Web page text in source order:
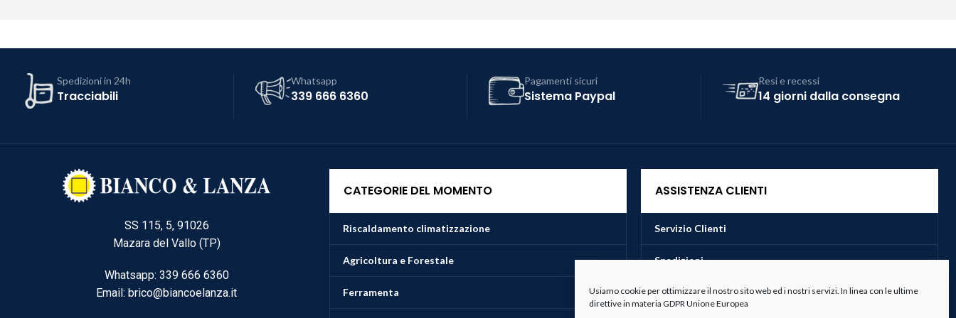
Usiamo cookie per ottimizzare il nostro sito web ed i nostri servizi. In linea con le ultime
direttive in materia GDPR Unione Europea
Spedizioni in 24h
Tracciabili
Whatsapp
339 666 6360
Pagamenti sicuri
Sistema Paypal
Resi e recessi
14 giorni dalla consegna
SS 115, 5, 91026
Mazara del Vallo (TP)
Whatsapp: 339 666 6360
Email: brico@biancoelanza.it
CATEGORIE DEL MOMENTO
Riscaldamento climatizzazione
Agricoltura e Forestale
Ferramenta
ASSISTENZA CLIENTI
Servizio Clienti
Spedizioni
Resi e Recessi